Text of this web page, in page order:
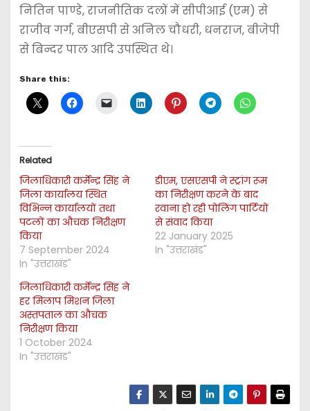
नितिन पाण्डे, राजनीतिक दलों में सीपीआई (एम) से
राजीव गर्ग, बीएसपी से अनिल चौधरी, धनराज, बीजेपी
से बिन्दर पाल आदि उपस्थित थे।
Share this:
Related
जिलाधिकारी कर्मेन्द्र सिंह ने
जिला कार्यालय स्थित
विभिन्न कार्यालयों तथा
पटलों का औचक निरीक्षण
किया
7 September 2024
In "उत्तराखंड"
डीएम, एसएसपी ने स्ट्रांग रूम
का निरीक्षण करने के बाद
रवाना हो रही पोलिंग पार्टियों
से संवाद किया
22 January 2025
In "उत्तराखंड"
जिलाधिकारी कर्मेन्द्र सिंह ने
हर मिलाप मिशन जिला
अस्तपताल का औचक
निरीक्षण किया
1 October 2024
In "उत्तराखंड"